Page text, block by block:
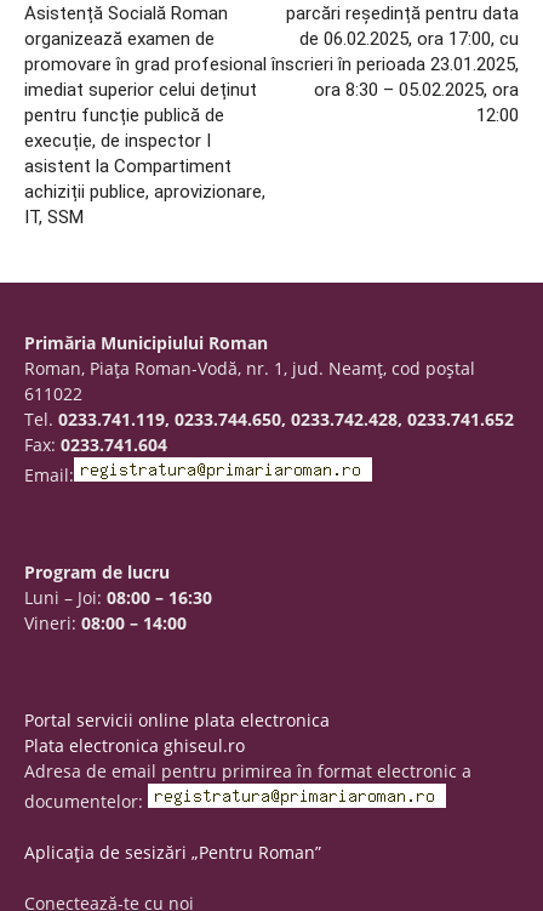
Asistență Socială Roman
organizează examen de
promovare în grad profesional
imediat superior celui deținut
pentru funcție publică de
execuție, de inspector I
asistent la Compartiment
achiziții publice, aprovizionare,
IT, SSM
parcări reședință pentru data
de 06.02.2025, ora 17:00, cu
înscrieri în perioada 23.01.2025,
ora 8:30 – 05.02.2025, ora
12:00
Primăria Municipiului Roman
Roman, Piaţa Roman-Vodă, nr. 1, jud. Neamţ, cod poştal
611022
Tel. 0233.741.119, 0233.744.650, 0233.742.428, 0233.741.652
Fax: 0233.741.604
Email:
Program de lucru
Luni – Joi: 08:00 – 16:30
Vineri: 08:00 – 14:00
Portal servicii online plata electronica
Plata electronica ghiseul.ro
Adresa de email pentru primirea în format electronic a
documentelor:
Aplicația de sesizări „Pentru Roman”
Conectează-te cu noi